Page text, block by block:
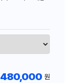
480,000 원